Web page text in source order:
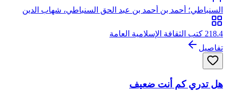
السنباطي؛ أحمد بن أحمد بن عبد الحق السنباطي، شهاب الدين
الشافعي
218.4 كتب الثقافة الإسلامية العامة
تفاصيل
هل تدري كم أنت ضعيف